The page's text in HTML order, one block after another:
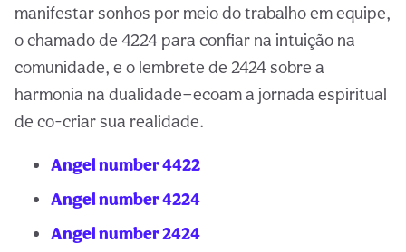
manifestar sonhos por meio do trabalho em equipe,
o chamado de 4224 para confiar na intuição na
comunidade, e o lembrete de 2424 sobre a
harmonia na dualidade—ecoam a jornada espiritual
de co-criar sua realidade.
Angel number 4422
Angel number 4224
Angel number 2424